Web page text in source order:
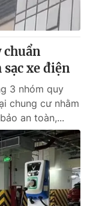
chuẩn
xe điện
3 nhóm quy
chung cư nhằm
an toàn,...